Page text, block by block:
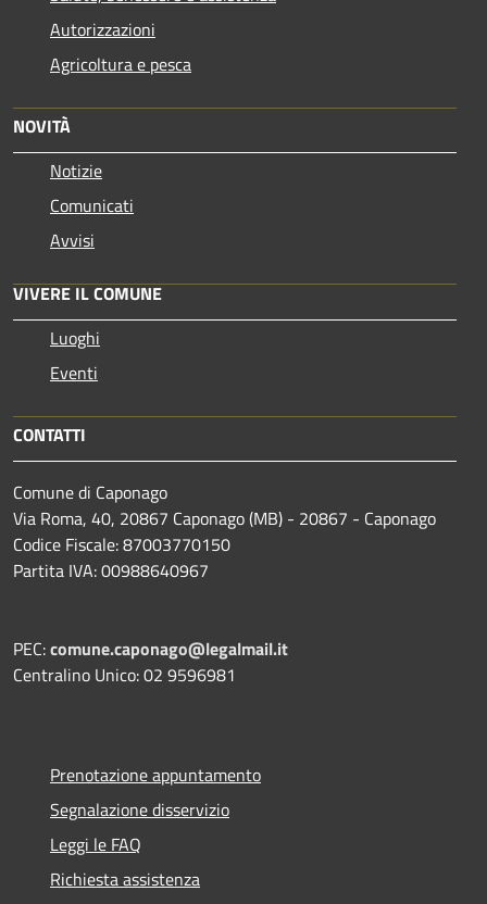
Autorizzazioni
Agricoltura e pesca
NOVITÀ
Notizie
Comunicati
Avvisi
VIVERE IL COMUNE
Luoghi
Eventi
CONTATTI
Comune di Caponago
Via Roma, 40, 20867 Caponago (MB) - 20867 - Caponago
Codice Fiscale: 87003770150
Partita IVA: 00988640967
PEC:comune.caponago@legalmail.it
Centralino Unico: 02 9596981
Prenotazione appuntamento
Segnalazione disservizio
Leggi le FAQ
Richiesta assistenza